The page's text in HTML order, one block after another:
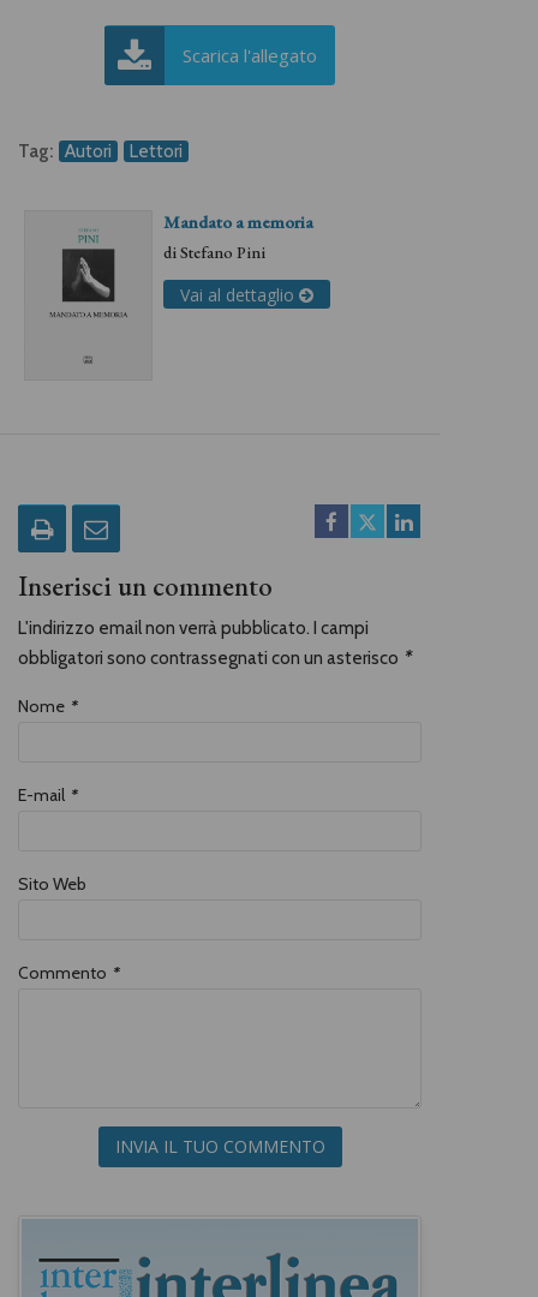
Scarica l'allegato
Tag: Autori Lettori
Mandato a memoria
diStefano Pini
Vai al dettaglio
Inserisci un commento
L'indirizzo email non verrà pubblicato. I campi
obbligatori sono contrassegnati con un asterisco *
Nome *
E-mail *
Sito Web
Commento *
INVIA IL TUO COMMENTO